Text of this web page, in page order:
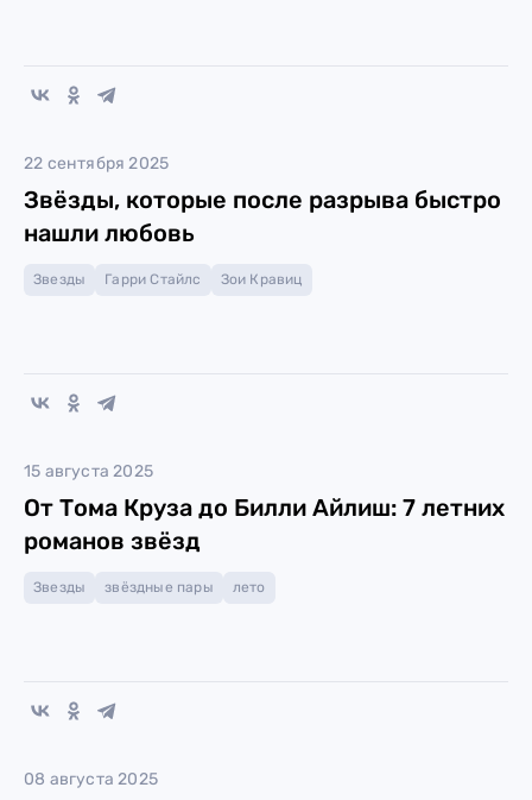
22 сентября 2025
Звёзды, которые после разрыва быстро
нашли любовь
Звезды Гарри Стайлс Зои Кравиц
15 августа 2025
От Тома Круза до Билли Айлиш: 7 летних
романов звёзд
Звезды звёздные пары лето
08 августа 2025